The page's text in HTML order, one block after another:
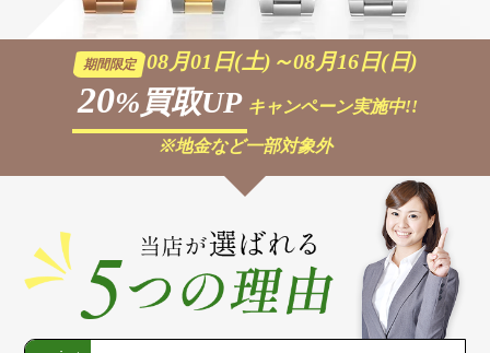
期間限定 08月01日(土)～08月16日(日)
20%買取UP キャンペーン実施中!!
※地金など一部対象外